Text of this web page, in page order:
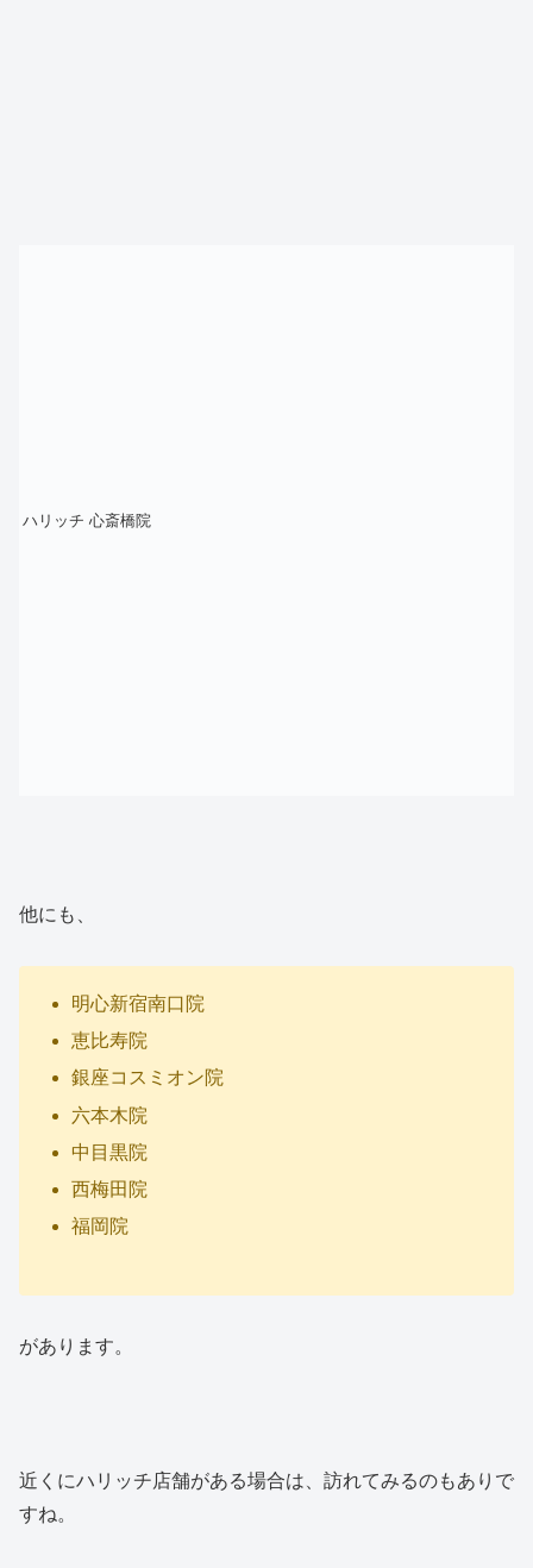
ハリッチ 心斎橋院
他にも、
明心新宿南口院
恵比寿院
銀座コスミオン院
六本木院
中目黒院
西梅田院
福岡院
があります。
近くにハリッチ店舗がある場合は、訪れてみるのもありで
すね。